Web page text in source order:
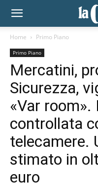
Home Primo Piano
Primo Piano
Mercatini,
Sicurezza,
«Var room».
controllata
telecamere.
stimato in
euro